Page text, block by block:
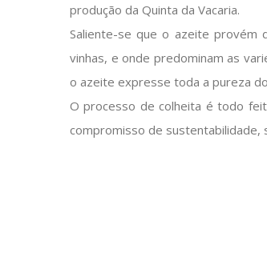
produção da Quinta da Vacaria.
Saliente-se que o azeite provém
vinhas, e onde predominam as
o azeite expresse toda a pureza
O processo de colheita é todo
compromisso de